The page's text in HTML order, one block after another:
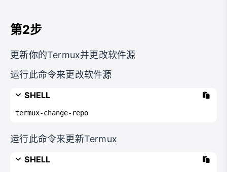
第2步
更新你的Termux并更改软件源
运行此命令来更改软件源
SHELL
termux-change-repo
运行此命令来更新Termux
SHELL